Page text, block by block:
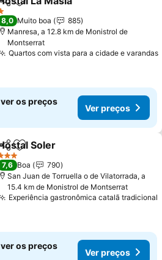
Adicionar aos favoritos
Estrelas
8,0 Muito boa
885
Manresa, a 12.8 km de Monistrol de
Montserrat
Quartos com vista para a cidade e varandas
os preços
Ver preços
Adicionar aos favoritos
Soler
Estrelas
7,6 Boa
790
San Juan de Torruella o de Vilatorrada, a
15.4 km de Monistrol de Montserrat
Experiência gastronômica catalã tradicional
os preços
Ver preços